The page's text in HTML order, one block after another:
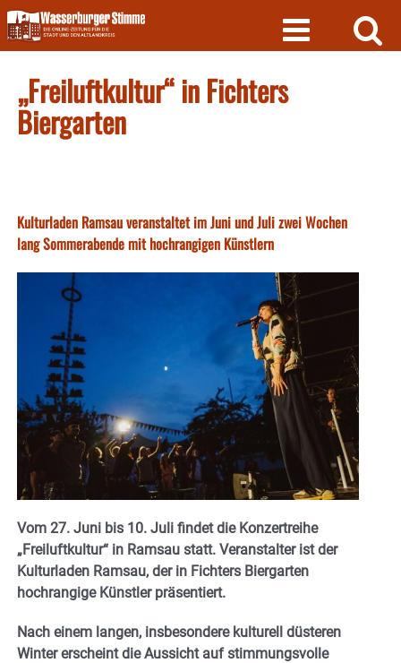
Skip
to
content
„Freiluftkultur“ in Fichters
Biergarten
Kulturladen Ramsau veranstaltet im Juni und Juli zwei Wochen
lang Sommerabende mit hochrangigen Künstlern
Vom 27. Juni bis 10. Juli findet die Konzertreihe
„Freiluftkultur“ in Ramsau statt. Veranstalter ist der
Kulturladen Ramsau, der in Fichters Biergarten
hochrangige Künstler präsentiert.
Nach einem langen, insbesondere kulturell düsteren
Winter erscheint die Aussicht auf stimmungsvolle